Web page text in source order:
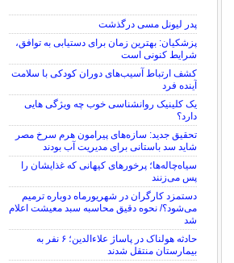
پدر لیونل مسی درگذشت
پزشکیان: بهترین زمان برای دستیابی به توافق،
شرایط کنونی است
کشف ارتباط آسیب‌های دوران کودکی با سلامت
آینده فرد
یک کلینیک روانشناسی خوب چه ویژگی هایی
دارد؟
تحقیق جدید: سازه‌های پیرامون هرم سرخ مصر
شاید سد باستانی برای مدیریت آب بودند
سیاه‌چاله‌ها؛ پرخورهای کیهانی که غذایشان را
پس می‌زنند
دستمزد کارگران در شهریورماه دوباره ترمیم
می‌شود؟/ نحوه دقیق محاسبه سبد معیشت اعلام
شد
حادثه هولناک در پاساژ علاءالدین؛ ۶ نفر به
بیمارستان منتقل شدند